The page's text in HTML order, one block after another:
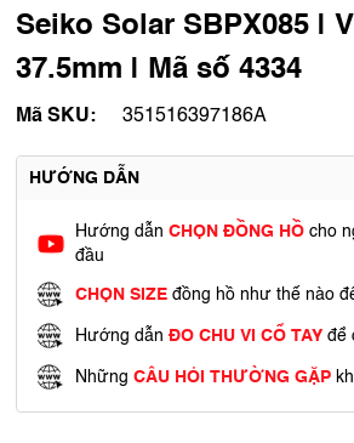
Seiko Solar SBPX085 |
37.5mm | Mã số 4334
Mã SKU: 351516397186A
HƯỚNG DẪN
Hướng dẫn CHỌN ĐỒNG HỒ cho
đầu
CHỌN SIZE đồng hồ như thế nào
Hướng dẫn ĐO CHU VI CỔ TAY để
Những CÂU HỎI THƯỜNG GẶP